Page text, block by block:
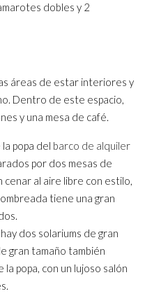
dobles y 2
áreas de estar interiores y
Dentro de este espacio,
y una mesa de café.
popa del barco de alquiler
por dos mesas de
cenar al aire libre con estilo,
tiene una gran
dos solariums de gran
gran tamaño también
popa, con un lujoso salón